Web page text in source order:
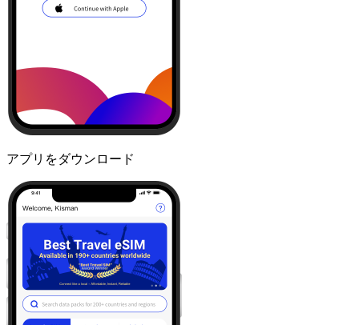
アプリをダウンロード